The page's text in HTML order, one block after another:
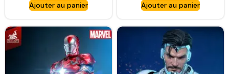
Ajouter au panier
Ajouter au panier